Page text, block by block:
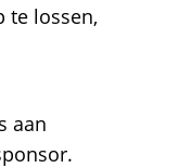
te lossen,
aan